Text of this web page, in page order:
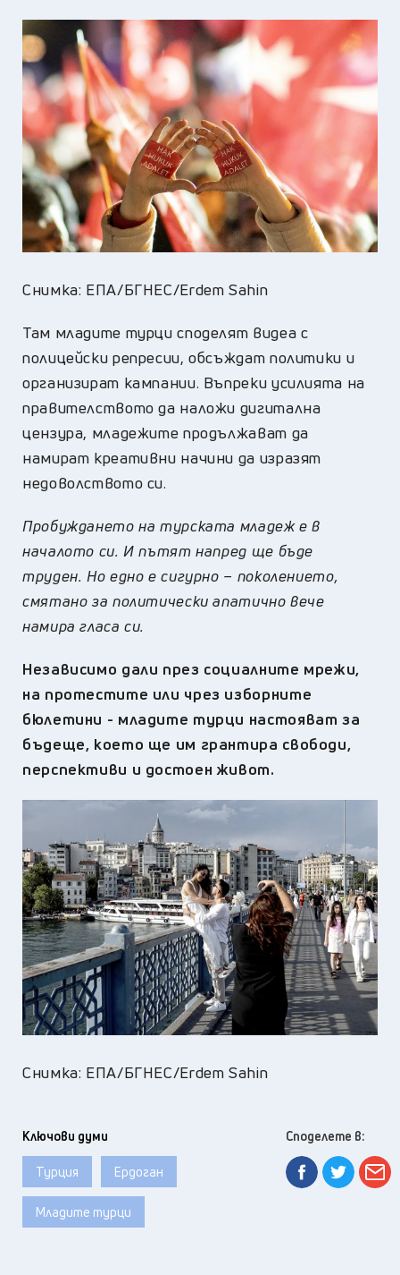
Снимка: ЕПА/БГНЕС/Erdem Sahin
Там младите турци споделят видеа с
полицейски репресии, обсъждат политики и
организират кампании. Въпреки усилията на
правителството да наложи дигитална
цензура, младежите продължават да
намират креативни начини да изразят
недоволството си.
Пробуждането на турската младеж е в
началото си. И пътят напред ще бъде
труден. Но едно е сигурно – поколението,
смятано за политически апатично вече
намира гласа си.
Независимо дали през социалните мрежи,
на протестите или чрез изборните
бюлетини - младите турци настояват за
бъдеще, което ще им грантира свободи,
перспективи и достоен живот.
Снимка: ЕПА/БГНЕС/Erdem Sahin
Ключови думи
Турция Ердоган
Младите турци
Споделете в: